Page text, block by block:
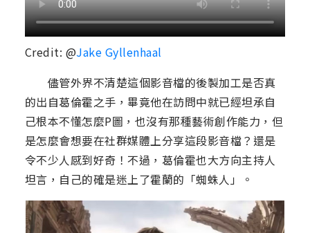
Credit: @Jake Gyllenhaal
儘管外界不清楚這個影音檔的後製加工是否真
的出自葛倫霍之手，畢竟他在訪問中就已經坦承自
己根本不懂怎麼P圖，也沒有那種藝術創作能力，但
是怎麼會想要在社群媒體上分享這段影音檔？還是
令不少人感到好奇！不過，葛倫霍也大方向主持人
坦言，自己的確是迷上了霍蘭的「蜘蛛人」。